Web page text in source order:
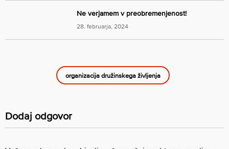
Ne verjamem v preobremenjenost!
28. februarja, 2024
organizacija družinskega življenja
Dodaj odgovor